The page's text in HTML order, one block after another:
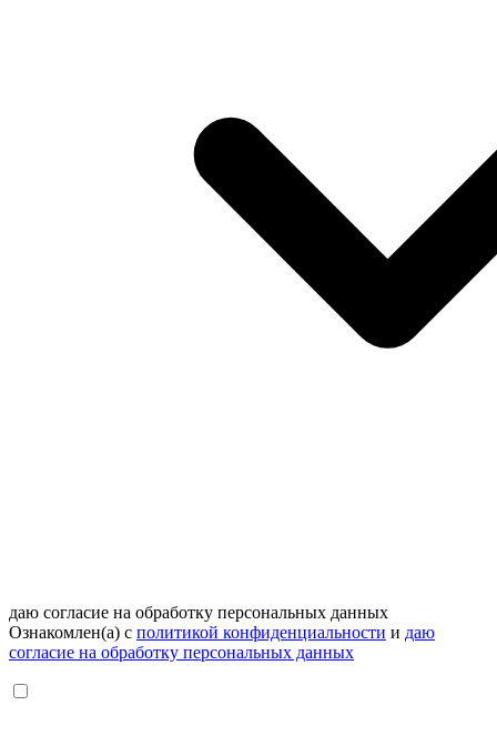
даю согласие на обработку персональных данных
Ознакомлен(а) с политикой конфиденциальности и даю
согласие на обработку персональных данных